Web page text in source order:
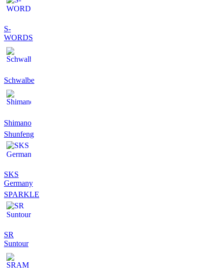
S-
WORDS
Schwalbe
Shimano
Shunfeng
SKS
Germany
SPARKLE
SR
Suntour